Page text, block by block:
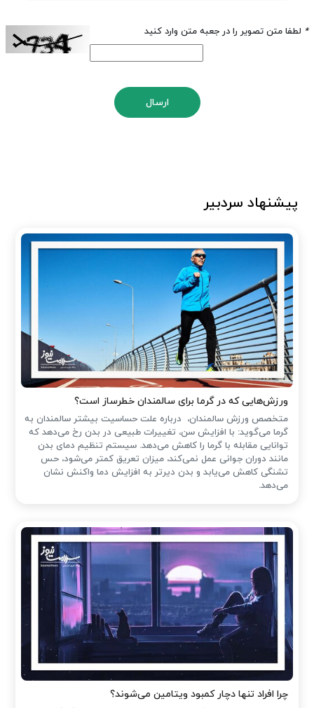
* لطفا متن تصویر را در جعبه متن وارد کنید
ارسال
پیشنهاد سردبیر
ورزش‌هایی که در گرما برای سالمندان خطرساز است؟
متخصص ورزش سالمندان، درباره علت حساسیت بیشتر سالمندان به
گرما می‌گوید: با افزایش سن، تغییرات طبیعی در بدن رخ می‌دهد که
توانایی مقابله با گرما را کاهش می‌دهد. سیستم تنظیم دمای بدن
مانند دوران جوانی عمل نمی‌کند، میزان تعریق کمتر می‌شود، حس
تشنگی کاهش می‌یابد و بدن دیرتر به افزایش دما واکنش نشان
می‌دهد.
چرا افراد تنها دچار کمبود ویتامین می‌شوند؟